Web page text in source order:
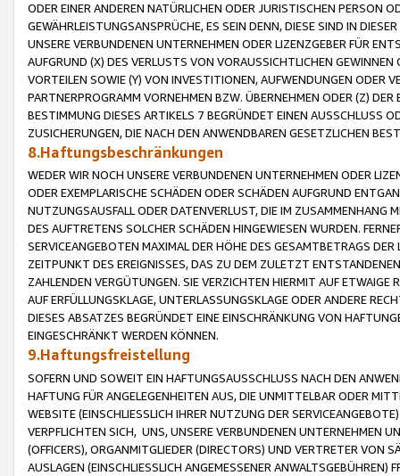
ODER EINER ANDEREN NATÜRLICHEN ODER JURISTISCHEN PERSON
GEWÄHRLEISTUNGSANSPRÜCHE, ES SEIN DENN, DIESE SIND IN
UNSERE VERBUNDENEN UNTERNEHMEN ODER LIZENZGEBER FÜR
AUFGRUND (X) DES VERLUSTS VON VORAUSSICHTLICHEN
VORTEILEN SOWIE (Y) VON INVESTITIONEN, AUFWENDUNGEN ODER
PARTNERPROGRAMM VORNEHMEN BZW. ÜBERNEHMEN ODER (Z)
BESTIMMUNG DIESES ARTIKELS 7 BEGRÜNDET EINEN AUSSCHLUSS
ZUSICHERUNGEN, DIE NACH DEN ANWENDBAREN GESETZLICHEN
8.Haftungsbeschränkungen
WEDER WIR NOCH UNSERE VERBUNDENEN UNTERNEHMEN ODER
ODER EXEMPLARISCHE SCHÄDEN ODER SCHÄDEN AUFGRUND
NUTZUNGSAUSFALL ODER DATENVERLUST, DIE IM ZUSAMMENHANG
DES AUFTRETENS SOLCHER SCHÄDEN HINGEWIESEN WURDEN.
SERVICEANGEBOTEN MAXIMAL DER HÖHE DES GESAMTBETRAGS
ZEITPUNKT DES EREIGNISSES, DAS ZU DEM ZULETZT
ZAHLENDEN VERGÜTUNGEN. SIE VERZICHTEN HIERMIT AUF
AUF ERFÜLLUNGSKLAGE, UNTERLASSUNGSKLAGE ODER ANDERE
DIESES ABSATZES BEGRÜNDET EINE EINSCHRÄNKUNG VON
EINGESCHRÄNKT WERDEN KÖNNEN.
9.Haftungsfreistellung
SOFERN UND SOWEIT EIN HAFTUNGSAUSSCHLUSS NACH DEN
HAFTUNG FÜR ANGELEGENHEITEN AUS, DIE UNMITTELBAR ODER
WEBSITE (EINSCHLIESSLICH IHRER NUTZUNG DER
VERPFLICHTEN SICH, UNS, UNSERE VERBUNDENEN UNTERNEHMEN
(OFFICERS), ORGANMITGLIEDER (DIRECTORS) UND VERTRETER VON
AUSLAGEN (EINSCHLIESSLICH ANGEMESSENER